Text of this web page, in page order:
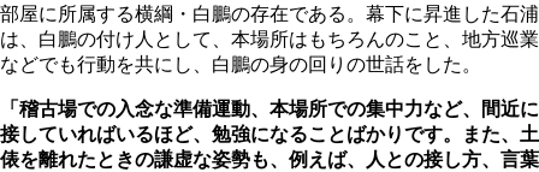
部屋に所属する横綱・白鵬の存在である。幕下に昇進した石浦
は、白鵬の付け人として、本場所はもちろんのこと、地方巡業
などでも行動を共にし、白鵬の身の回りの世話をした。
「稽古場での入念な準備運動、本場所での集中力など、間近に
接していればいるほど、勉強になることばかりです。また、土
俵を離れたときの謙虚な姿勢も、例えば、人との接し方、言葉